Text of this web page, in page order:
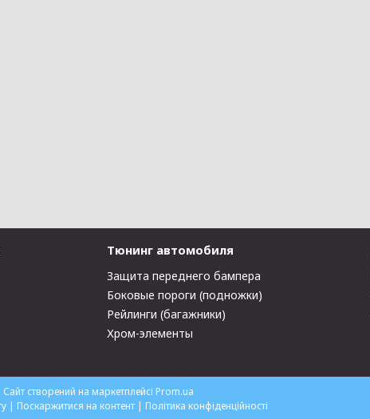
Тюнинг автомобиля
Защита переднего бампера
Боковые пороги (подножки)
Рейлинги (багажники)
Хром-элементы
Сайт створений на маркетплейсі Prom.ua
Світ Автотюнінгу | Поскаржитися на контент | Політика конфіденційності